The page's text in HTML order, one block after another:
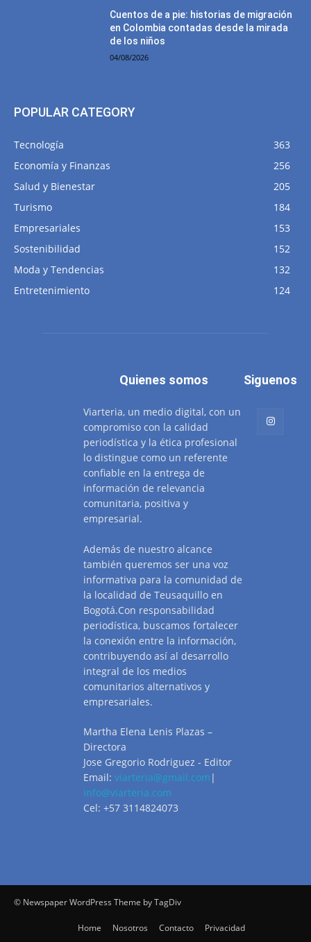
Cuentos de a pie: historias de migración
en Colombia contadas desde la mirada
de los niños
04/08/2026
POPULAR CATEGORY
Tecnología
363
Economía y Finanzas
256
Salud y Bienestar
205
Turismo
184
Empresariales
153
Sostenibilidad
152
Moda y Tendencias
132
Entretenimiento
124
Quienes somos
Viarteria, un medio digital, con un
compromiso con la calidad
periodística y la ética profesional
lo distingue como un referente
confiable en la entrega de
información de relevancia
comunitaria, positiva y
empresarial.
Además de nuestro alcance
también queremos ser una voz
informativa para la comunidad de
la localidad de Teusaquillo en
Bogotá.Con responsabilidad
periodística, buscamos fortalecer
la conexión entre la información,
contribuyendo así al desarrollo
integral de los medios
comunitarios alternativos y
empresariales.
Martha Elena Lenis Plazas –
Directora
Jose Gregorio Rodriguez - Editor
Email: viarteria@gmail.com |
info@viarteria.com
Cel: +57 3114824073
Siguenos
© Newspaper WordPress Theme by TagDiv
Home Nosotros Contacto Privacidad